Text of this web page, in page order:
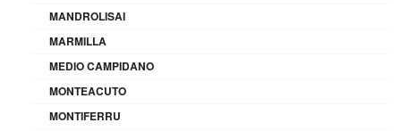
MANDROLISAI
MARMILLA
MEDIO CAMPIDANO
MONTEACUTO
MONTIFERRU